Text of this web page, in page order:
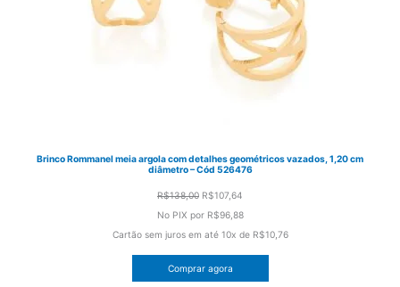
Brinco Rommanel meia argola com detalhes geométricos vazados, 1,20 cm
diâmetro – Cód 526476
R$138,00 O
preço
original
era:
R$138,00.
R$107,64
preço
atual
é:
No PIX por R$96,88
Cartão sem juros em até 10x deR$10,76
Comprar agora